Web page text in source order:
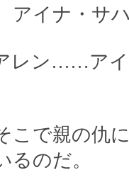
アイナ・サ
レン……ア
で親の仇
るのだ。